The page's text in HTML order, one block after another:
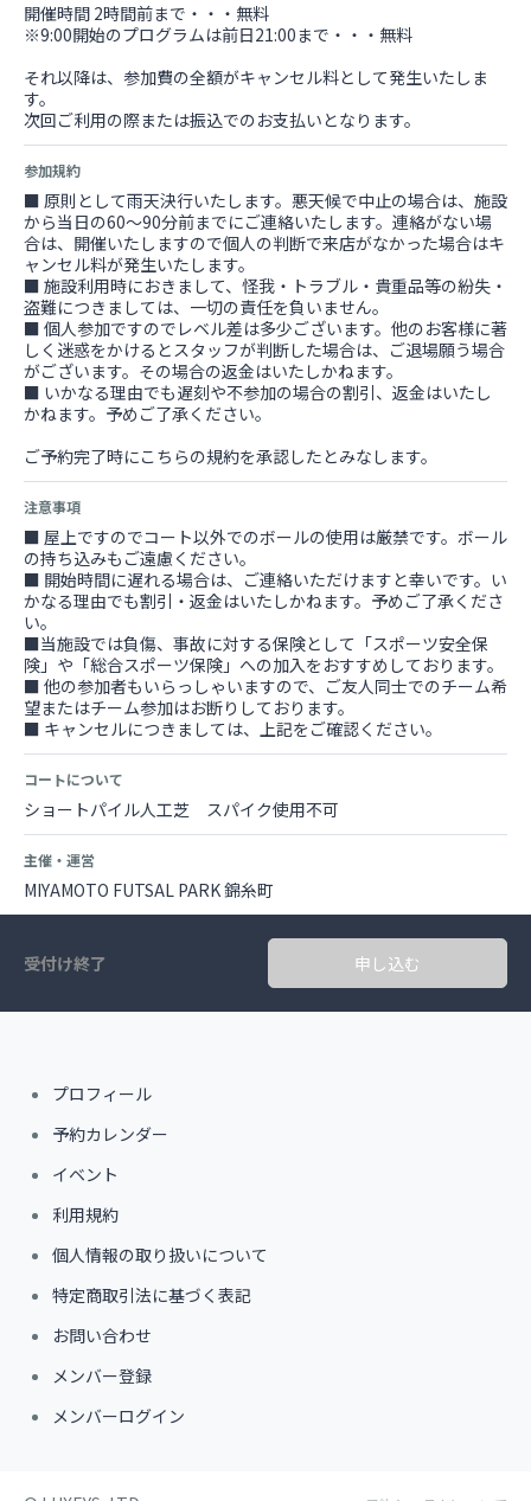
開催時間 2時間前まで・・・無料
※9:00開始のプログラムは前日21:00まで・・・無料
それ以降は、参加費の全額がキャンセル料として発生いたしま
す。
次回ご利用の際または振込でのお支払いとなります。
参加規約
■ 原則として雨天決行いたします。悪天候で中止の場合は、施設
から当日の60～90分前までにご連絡いたします。連絡がない場
合は、開催いたしますので個人の判断で来店がなかった場合はキ
ャンセル料が発生いたします。
■ 施設利用時におきまして、怪我・トラブル・貴重品等の紛失・
盗難につきましては、一切の責任を負いません。
■ 個人参加ですのでレベル差は多少ございます。他のお客様に著
しく迷惑をかけるとスタッフが判断した場合は、ご退場願う場合
がございます。その場合の返金はいたしかねます。
■ いかなる理由でも遅刻や不参加の場合の割引、返金はいたし
かねます。予めご了承ください。
ご予約完了時にこちらの規約を承認したとみなします。
注意事項
■ 屋上ですのでコート以外でのボールの使用は厳禁です。ボール
の持ち込みもご遠慮ください。
■ 開始時間に遅れる場合は、ご連絡いただけますと幸いです。い
かなる理由でも割引・返金はいたしかねます。予めご了承くださ
い。
■当施設では負傷、事故に対する保険として「スポーツ安全保
険」や「総合スポーツ保険」への加入をおすすめしております。
■ 他の参加者もいらっしゃいますので、ご友人同士でのチーム希
望またはチーム参加はお断りしております。
■ キャンセルにつきましては、上記をご確認ください。
コートについて
ショートパイル人工芝 スパイク使用不可
主催・運営
MIYAMOTO FUTSAL PARK 錦糸町
受付け終了 申し込む
プロフィール
予約カレンダー
イベント
利用規約
個人情報の取り扱いについて
特定商取引法に基づく表記
お問い合わせ
メンバー登録
メンバーログイン